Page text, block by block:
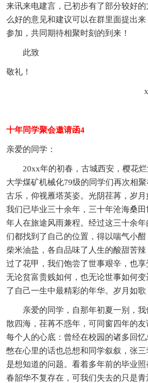
来讯来电建言，已初步有了部分较好
么好的意见和建议可以在群里面提出
参加，共同期待相聚时刻的到来！
此致
敬礼！
xx
十年同学聚会邀请函4
亲爱的同学：
20xx年的初春，古城西安，樱花烂
大学煤矿机械化79级的同学们再次相
古乐，仰视雁塔英姿。光阴荏苒，岁
我们已毕业三十余年，三十年沧海桑
年人在旅途风雨兼程。经过这三十余
们都找到了自己的位置，得以喘气小
柴米油盐，各自品味了人生的酸甜苦
过了花甲，我们饱尝了世事艰辛，也享
无论贫富贵贱如何，也无论世事如何
了自己一生中最精彩的年华。岁月如歌
亲爱的同学，自那年初夏一别，我
散四海，荏苒不惑年，可同窗四年的
每个人的心底：曾经在校园的诸多回忆
憋在心里的话也总想和同学叙叙，张
是想知道的问题。看着多年前的毕业
春韶华不复存在，可我们失去的只是